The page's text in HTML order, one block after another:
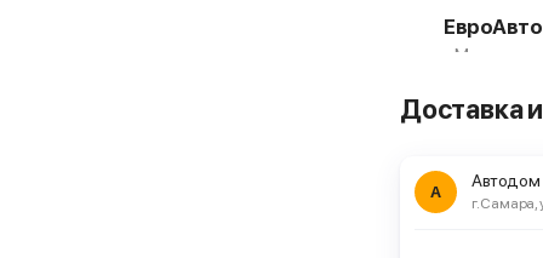
ЕвроАвто
г. Мытищи,
Bosch Eco
Доставка
А
Автодом
г. Самара,